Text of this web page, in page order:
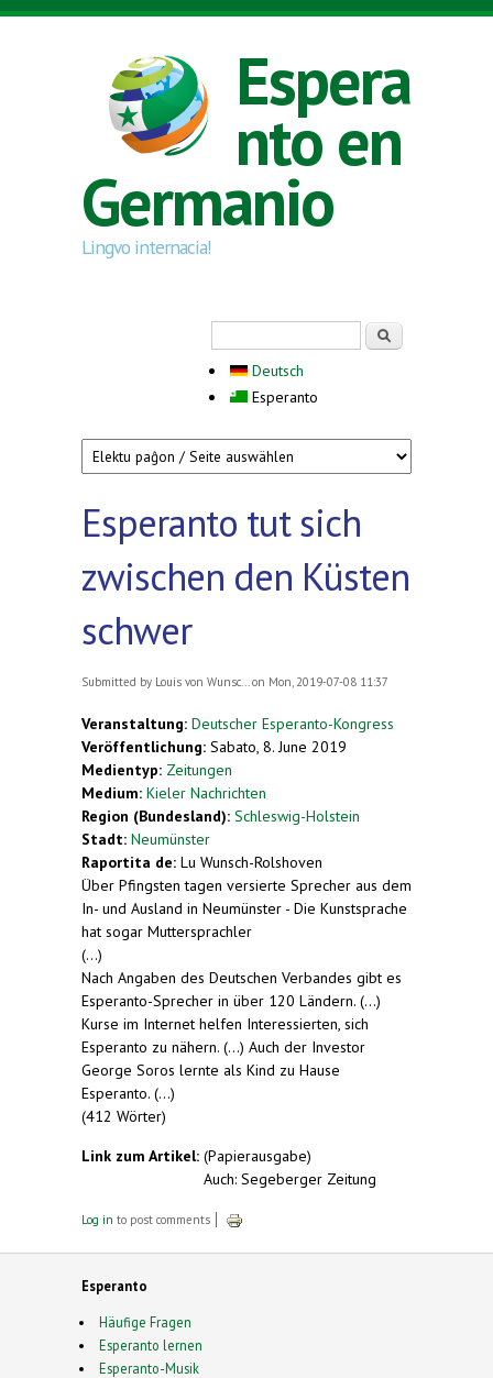
Skip to main content
Espera
nto en
Germanio
Lingvo internacia!
Deutsch
Esperanto
Esperanto tut sich
zwischen den Küsten
schwer
Submitted by Louis von Wunsc... on Mon, 2019-07-08 11:37
Veranstaltung: Deutscher Esperanto-Kongress
Veröffentlichung: Sabato, 8. June 2019
Medientyp: Zeitungen
Medium: Kieler Nachrichten
Region (Bundesland): Schleswig-Holstein
Stadt: Neumünster
Raportita de: Lu Wunsch-Rolshoven
Über Pfingsten tagen versierte Sprecher aus dem
In- und Ausland in Neumünster - Die Kunstsprache
hat sogar Muttersprachler
(...)
Nach Angaben des Deutschen Verbandes gibt es
Esperanto-Sprecher in über 120 Ländern. (...)
Kurse im Internet helfen Interessierten, sich
Esperanto zu nähern. (...) Auch der Investor
George Soros lernte als Kind zu Hause
Esperanto. (...)
(412 Wörter)
Link zum Artikel: (Papierausgabe)
Auch: Segeberger Zeitung
Log in to post comments
Esperanto
Häufige Fragen
Esperanto lernen
Esperanto-Musik